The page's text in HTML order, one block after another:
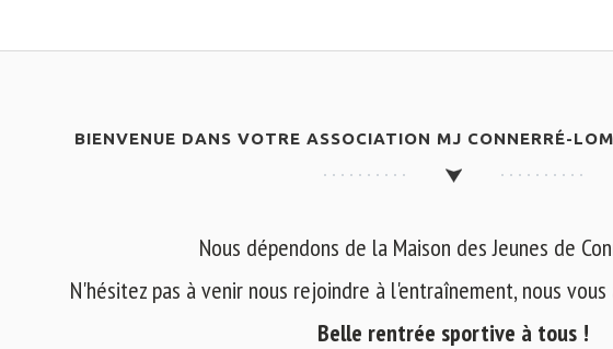
BIENVENUE DANS VOTRE ASSOCIATION MJ CONNERRÉ-
Nous dépendons de la Maison des Jeunes de
N'hésitez pas à venir nous rejoindre à l'entraînement, nous
Belle rentrée sportive à tous !